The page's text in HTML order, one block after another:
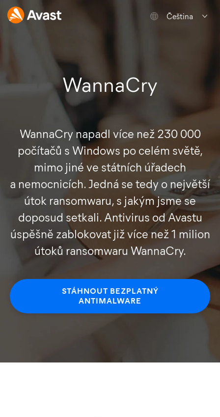
Čeština
WannaCry
WannaCry napadl více než 230 000
počítačů s Windows po celém světě,
mimo jiné ve státních úřadech
a nemocnicích. Jedná se tedy o největší
útok ransomwaru, s jakým jsme se
doposud setkali. Antivirus od Avastu
úspěšně zablokovat již více než 1 milion
útoků ransomwaru WannaCry.
STÁHNOUT BEZPLATNÝ
ANTIMALWARE